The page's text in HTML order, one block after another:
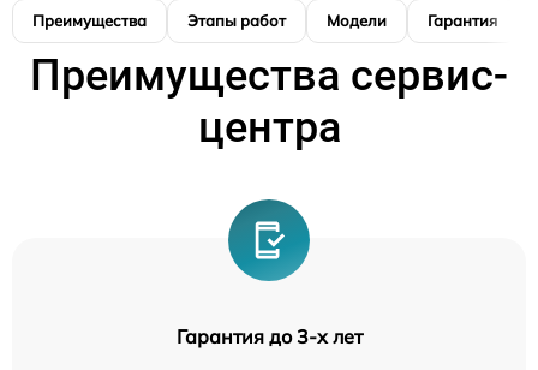
Преимущества Этапы работ Модели Гарантия
Преимущества сервис-
центра
Гарантия до 3-х лет